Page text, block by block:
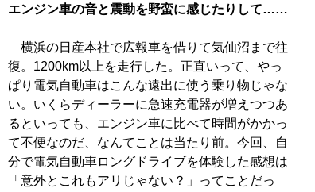
エンジン車の音と震動を野蛮に感じたりして……
横浜の日産本社で広報車を借りて気仙沼まで往
復。1200km以上を走行した。正直いって、やっ
ぱり電気自動車はこんな遠出に使う乗り物じゃな
い。いくらディーラーに急速充電器が増えつつあ
るといっても、エンジン車に比べて時間がかかっ
て不便なのだ、なんてことは当たり前。今回、自
分で電気自動車ロングドライブを体験した感想は
「意外とこれもアリじゃない？」ってことだっ